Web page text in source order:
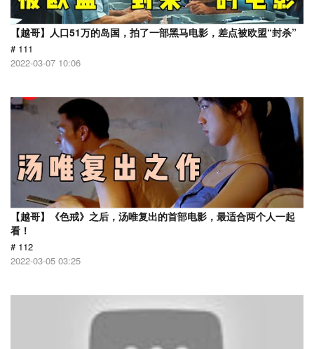
【越哥】人口51万的岛国，拍了一部黑马电影，差点被欧盟“封杀”
# 111
2022-03-07 10:06
【越哥】《色戒》之后，汤唯复出的首部电影，最适合两个人一起
看！
# 112
2022-03-05 03:25